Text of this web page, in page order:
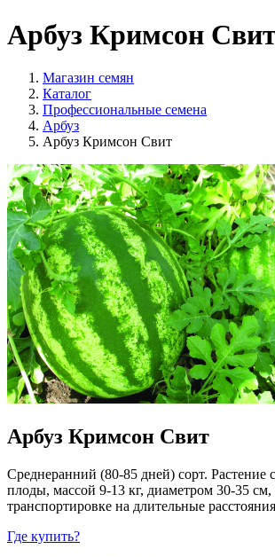
Арбуз Кримсон
Магазин семян
Каталог
Профессиональные семена
Арбуз
Арбуз Кримсон Свит
Арбуз Кримсон Свит
Среднеранний (80-85 дней) сорт.
плоды, массой 9-13 кг, диаметром 30-35 см,
транспортировке на длительные
Где купить?